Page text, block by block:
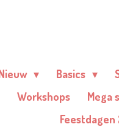
Basics
Workshops Mega
Feestdagen